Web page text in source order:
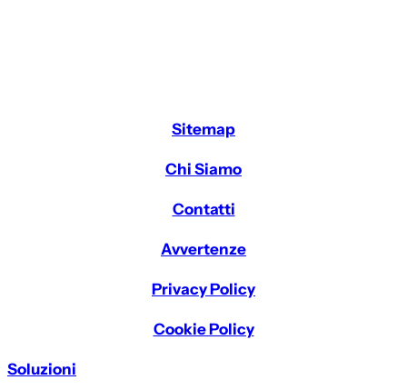
Sitemap
Chi Siamo
Contatti
Avvertenze
Privacy Policy
Cookie Policy
Soluzioni